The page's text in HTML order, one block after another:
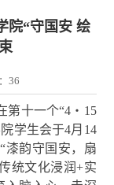
院“守国安 绘
36
第十一个“4・15
学生会于4月14
“漆韵守国安，扇
统文化浸润+实